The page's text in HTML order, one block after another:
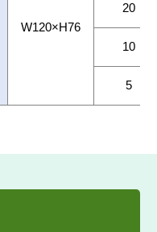
W120×H76
20
10
5